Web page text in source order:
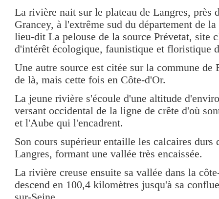
La rivière nait sur le plateau de Langres, près
Grancey, à l'extrême sud du département de
lieu-dit La pelouse de la source Prévetat, site
d'intérêt écologique, faunistique et floristique
Une autre source est citée sur la commune de
de là, mais cette fois en Côte-d'Or.
La jeune rivière s'écoule d'une altitude
versant occidental de la ligne de crête d'où
et l'Aube qui l'encadrent.
Son cours supérieur entaille les calcaires durs
Langres, formant une vallée très encaissée.
La rivière creuse ensuite sa vallée dans la
descend en 100,4 kilomètres jusqu'à sa